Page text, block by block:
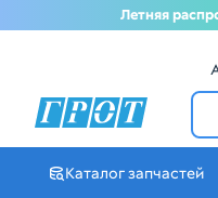
Летняя
ГРОТ
Каталог запчастей
Навигация по сайту